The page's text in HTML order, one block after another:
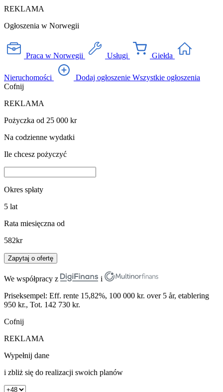
REKLAMA
Ogłoszenia w Norwegii
Praca w Norwegii Usługi Giełda
Nieruchomości Dodaj ogłoszenie Wszystkie ogłoszenia
Cofnij
REKLAMA
Pożyczka od 25 000 kr
Na codzienne wydatki
Ile chcesz pożyczyć
Okres spłaty
5 lat
Rata miesięczna od
582kr
Zapytaj o ofertę
We współpracy z
i
Priseksempel: Eff. rente 15,82%, 100 000 kr. over 5 år, etablering
950 kr., Tot. 142 730 kr.
Cofnij
REKLAMA
Wypełnij dane
i zbliż się do realizacji swoich planów